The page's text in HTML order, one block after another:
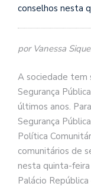
conselhos nesta
por Vanessa
A sociedade tem
Segurança
últimos anos.
Segurança
Política
comunitários de
nesta quinta-
Palácio